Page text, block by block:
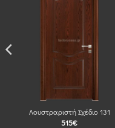
Λουστραριστή Σχέδιο 131
515€